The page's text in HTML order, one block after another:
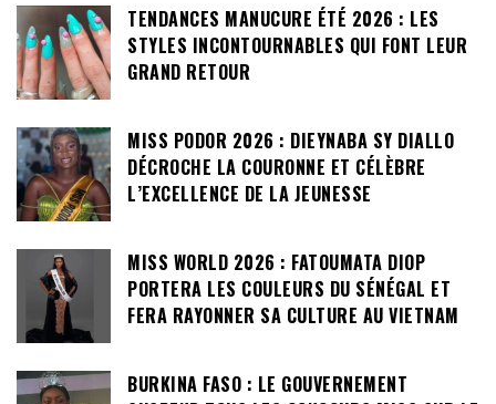
TENDANCES MANUCURE ÉTÉ 2026 : LES
STYLES INCONTOURNABLES QUI FONT LEUR
GRAND RETOUR
MISS PODOR 2026 : DIEYNABA SY DIALLO
DÉCROCHE LA COURONNE ET CÉLÈBRE
L’EXCELLENCE DE LA JEUNESSE
MISS WORLD 2026 : FATOUMATA DIOP
PORTERA LES COULEURS DU SÉNÉGAL ET
FERA RAYONNER SA CULTURE AU VIETNAM
BURKINA FASO : LE GOUVERNEMENT